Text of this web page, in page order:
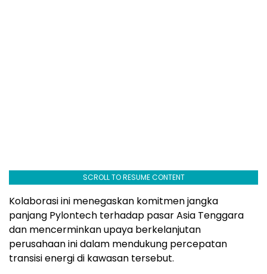
SCROLL TO RESUME CONTENT
Kolaborasi ini menegaskan komitmen jangka
panjang Pylontech terhadap pasar Asia Tenggara
dan mencerminkan upaya berkelanjutan
perusahaan ini dalam mendukung percepatan
transisi energi di kawasan tersebut.